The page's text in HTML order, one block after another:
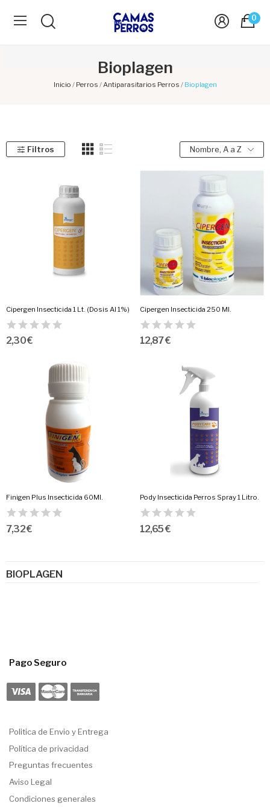
0
Bioplagen
Inicio Perros Antiparasitarios Perros Bioplagen
BIOPLAGEN
Filtros Nombre, A a Z
Cipergen Insecticida 1 Lt. (Dosis Al 1%)
2,30 €
Cipergen Insecticida 250 Ml.
12,87 €
Finigen Plus Insecticida 60Ml.
7,32 €
Pody Insecticida Perros Spray 1 Litro.
12,65 €
Pago Seguro
Politica de Envio y Entrega
Política de privacidad
Preguntas frecuentes
Aviso Legal
Condiciones generales